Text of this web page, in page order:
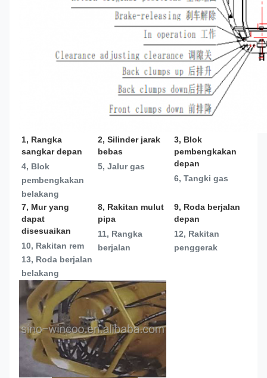
1, Rangka
sangkar depan
4, Blok
pembengkakan
belakang
2, Silinder jarak
bebas
5, Jalur gas
3, Blok
pembengkakan
depan
6, Tangki gas
7, Mur yang
dapat
disesuaikan
10, Rakitan rem
13, Roda berjalan
belakang
8, Rakitan mulut
pipa
11, Rangka
berjalan
9, Roda berjalan
depan
12, Rakitan
penggerak